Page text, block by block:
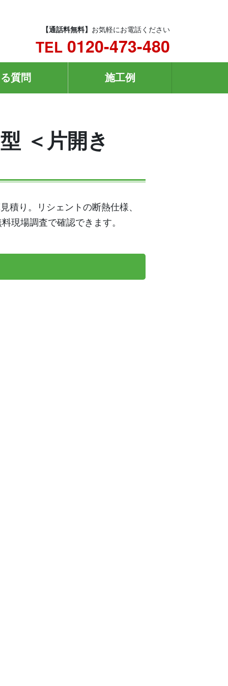
【通話料無料】 お気軽にお電話ください
TEL 0120-473-480
質問 施工例
＜片開き
り。リシェントの断熱仕様、
現場調査で確認できます。